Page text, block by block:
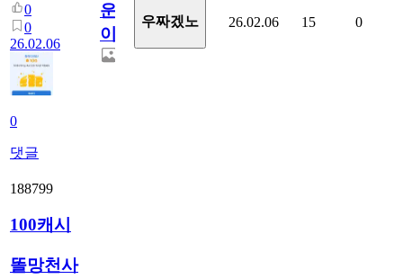
0
0
26.02.06
0
댓글
운
이
우짜겠노 26.02.06 15 0
188799
100캐시
똘망천사